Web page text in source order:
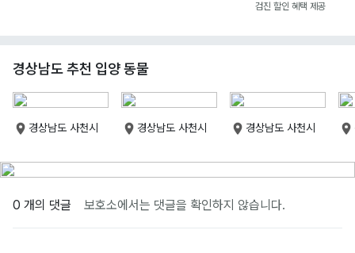
검진 할인 혜택 제공
경상남도 추천 입양 동물
경상남도 사천시 경상남도 사천시 경상남도 사천시
0 개의 댓글 보호소에서는 댓글을 확인하지 않습니다.